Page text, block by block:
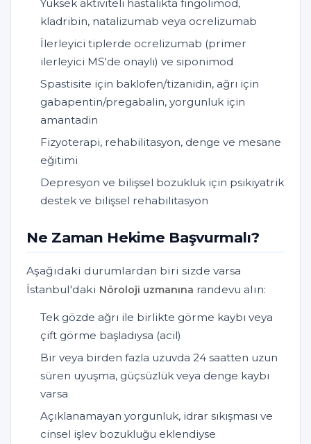
Yüksek aktiviteli hastalıkta fingolimod,
kladribin, natalizumab veya ocrelizumab
İlerleyici tiplerde ocrelizumab (primer
ilerleyici MS'de onaylı) ve siponimod
Spastisite için baklofen/tizanidin, ağrı için
gabapentin/pregabalin, yorgunluk için
amantadin
Fizyoterapi, rehabilitasyon, denge ve mesane
eğitimi
Depresyon ve bilişsel bozukluk için psikiyatrik
destek ve bilişsel rehabilitasyon
Ne Zaman Hekime Başvurmalı?
Aşağıdaki durumlardan biri sizde varsa
İstanbul'daki Nöroloji uzmanına randevu alın:
Tek gözde ağrı ile birlikte görme kaybı veya
çift görme başladıysa (acil)
Bir veya birden fazla uzuvda 24 saatten uzun
süren uyuşma, güçsüzlük veya denge kaybı
varsa
Açıklanamayan yorgunluk, idrar sıkışması ve
cinsel işlev bozukluğu eklendiyse